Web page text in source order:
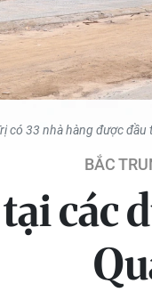
có 33 nhà hàng được
BẮC
các